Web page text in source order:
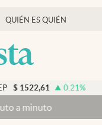
QUIÉN ES QUIÉN
0.21%